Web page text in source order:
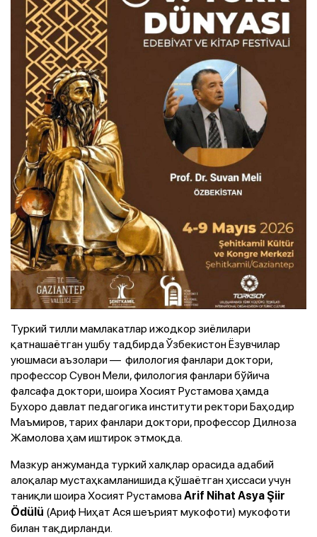
Туркий тилли мамлакатлар ижодкор зиёлилари
қатнашаётган ушбу тадбирда Ўзбекистон Ёзувчилар
уюшмаси аъзолари — филология фанлари доктори,
профессор Сувон Мели, филология фанлари бўйича
фалсафа доктори, шоира Хосият Рустамова ҳамда
Бухоро давлат педагогика институти ректори Баҳодир
Маъмиров, тарих фанлари доктори, профессор Дилноза
Жамолова ҳам иштирок этмоқда.
Мазкур анжуманда туркий халқлар орасида адабий
алоқалар мустаҳкамланишида қўшаётган ҳиссаси учун
таниқли шоира Хосият РустамоваArif Nihat Asya Şiir
Ödülü (Ариф Ниҳат Ася шеърият мукофоти) мукофоти
билан тақдирланди.